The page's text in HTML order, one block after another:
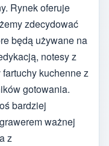
Rynek oferuje
zdecydować
będą używane na
notesy z
kuchenne z
gotowania.
bardziej
ważnej
z